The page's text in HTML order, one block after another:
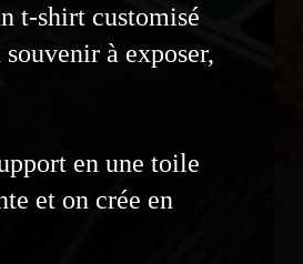
t-shirt customisé
à exposer,
en une toile
et on crée en